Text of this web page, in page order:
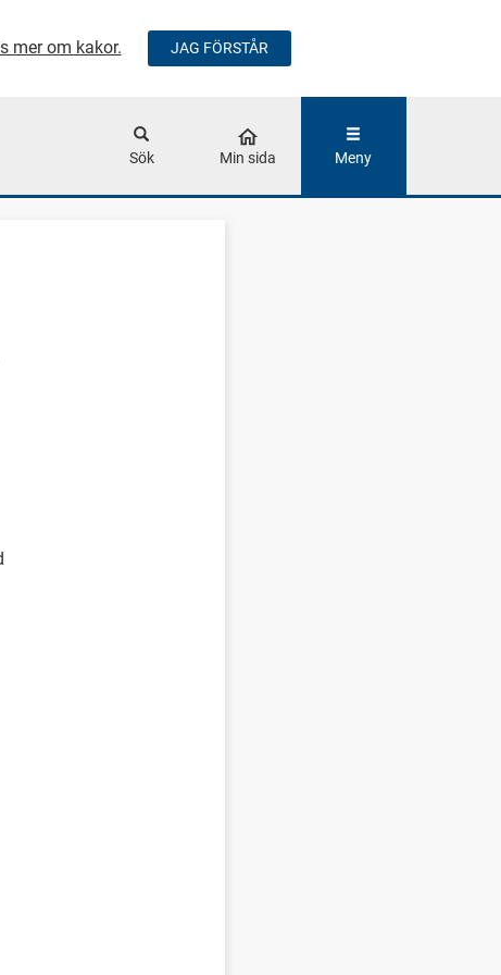
mer om kakor. JAG FÖRSTÅR
Sök Min sida Meny